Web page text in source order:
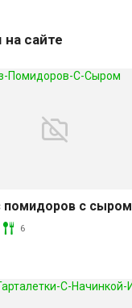
сайте
помидоров с сыром
6